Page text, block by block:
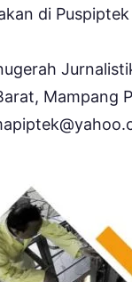
di
Mampang